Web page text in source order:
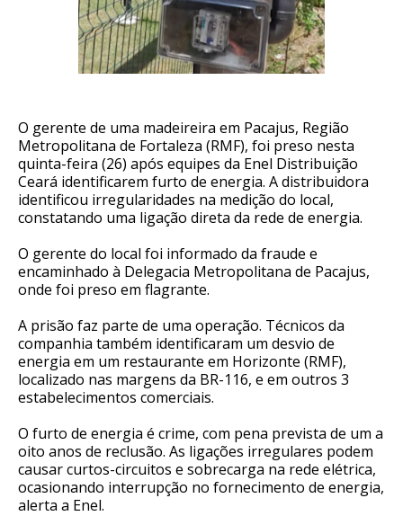
O gerente de uma madeireira em Pacajus, Região
Metropolitana de Fortaleza (RMF), foi preso nesta
quinta-feira (26) após equipes da Enel Distribuição
Ceará identificarem furto de energia. A distribuidora
identificou irregularidades na medição do local,
constatando uma ligação direta da rede de energia.
O gerente do local foi informado da fraude e
encaminhado à Delegacia Metropolitana de Pacajus,
onde foi preso em flagrante.
A prisão faz parte de uma operação. Técnicos da
companhia também identificaram um desvio de
energia em um restaurante em Horizonte (RMF),
localizado nas margens da BR-116, e em outros 3
estabelecimentos comerciais.
O furto de energia é crime, com pena prevista de um a
oito anos de reclusão. As ligações irregulares podem
causar curtos-circuitos e sobrecarga na rede elétrica,
ocasionando interrupção no fornecimento de energia,
alerta a Enel.